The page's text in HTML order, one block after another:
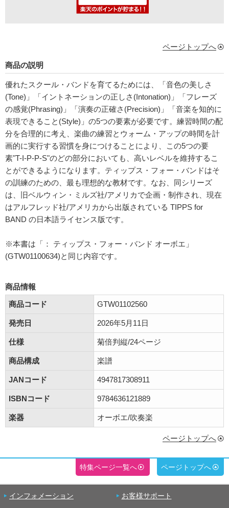
ページトップへ
商品の説明
優れたスクール・バンドを育てるためには、「音色の美しさ
(Tone)」「イントネーションの正しさ(Intonation)」「フレーズ
の感覚(Phrasing)」「演奏の正確さ(Precision)」「音楽を知的に
表現できること(Style)」の5つの要素が必要です。練習時間の配
分を合理的に考え、楽曲の練習とウォーム・アップの時間を計
画的に実行する習慣を身につけることにより、この5つの要
素"T-I-P-P-S"のどの部分においても、高いレベルを維持するこ
とができるようになります。ティップス・フォー・バンドはそ
の訓練のための、最も理想的な教材です。なお、同シリーズ
は、旧ベルウィン・ミルズ社/アメリカで企画・制作され、現在
はアルフレッド社/アメリカから出版されている TIPPS for
BAND の日本語ライセンス版です。
※本書は「： ティップス・フォー・バンド オーボエ」
(GTW01100634)と同じ内容です。
商品情報
商品コード
GTW01102560
発売日 2026年5月11日
仕様 菊倍判縦/24ページ
商品構成 楽譜
JANコード 4947817308911
ISBNコード 9784636121889
楽器 オーボエ/吹奏楽
ページトップへ
特集ページ一覧へ ページトップへ
インフォメーション お客様サポート